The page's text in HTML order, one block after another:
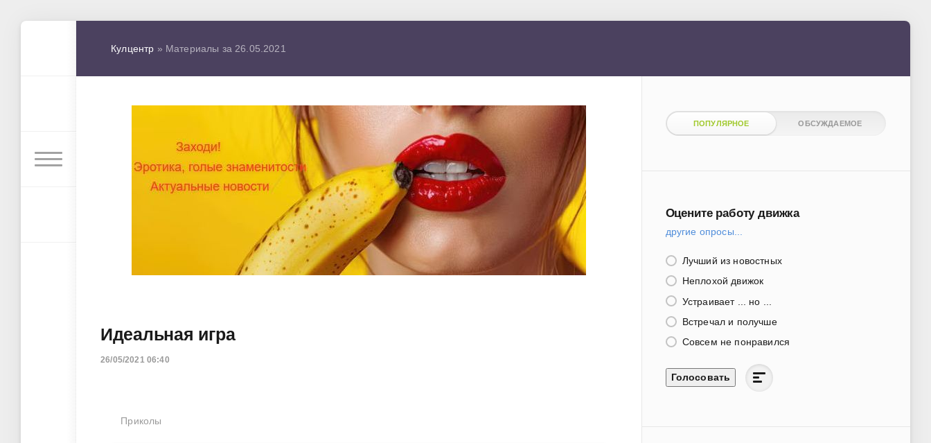
Кулцентр » Материалы за 26.05.2021
Идеальная игра
26/05/2021 06:40
Приколы
ПОПУЛЯРНОЕ ОБСУЖДАЕМОЕ
Оцените работу движка
другие опросы...
Лучший из новостных
Неплохой движок
Устраивает ... но ...
Встречал и получше
Совсем не понравился
Голосовать